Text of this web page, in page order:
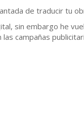
de traducir tu
sin embargo he
campañas